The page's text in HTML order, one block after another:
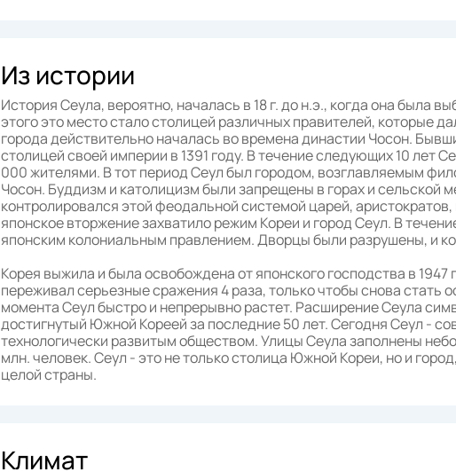
Из истории
История Сеула, вероятно, началась в 18 г. до н.э., когда она была
этого это место стало столицей различных правителей, которые
города действительно началась во времена династии Чосон.
столицей своей империи в 1391 году. В течение следующих 10 лет
000 жителями. В тот период Сеул был городом, возглавляемым
Чосон. Буддизм и католицизм были запрещены в горах и сельской
контролировался этой феодальной системой царей, аристократов,
японское вторжение захватило режим Кореи и город Сеул. В
японским колониальным правлением. Дворцы были разрушены, и
Корея выжила и была освобождена от японского господства в
переживал серьезные сражения 4 раза, только чтобы снова стать
момента Сеул быстро и непрерывно растет. Расширение Сеула
достигнутый Южной Кореей за последние 50 лет. Сегодня Сеул -
технологически развитым обществом. Улицы Сеула заполнены
млн. человек. Сеул - это не только столица Южной Кореи, но и
целой страны.
Климат